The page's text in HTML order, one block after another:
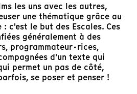
les uns avec les autres,
une thématique grâce au
c'est le but des Escales. Ces
généralement à des
programmateur·rices,
d'un texte qui
permet un pas de côté,
se poser et penser !